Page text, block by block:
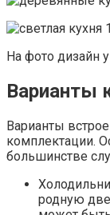
На фото дизайн
Варианты
Варианты
комплектации.
большинстве
родную